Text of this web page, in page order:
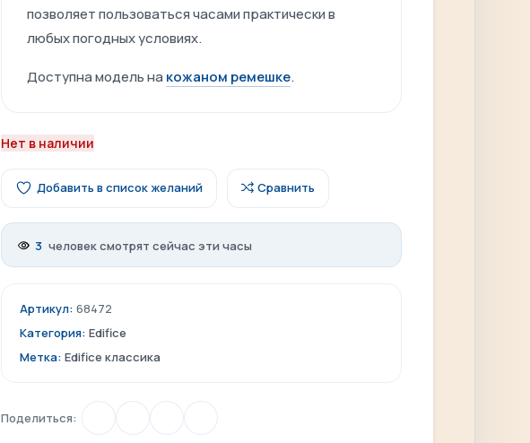
позволяет пользоваться часами практически в
любых погодных условиях.
Доступна модель на кожаном ремешке.
Нет в наличии
Добавить в список желаний Сравнить
3 человек смотрят сейчас эти часы
Артикул: 68472
Категория: Edifice
Метка: Edifice классика
Поделиться: